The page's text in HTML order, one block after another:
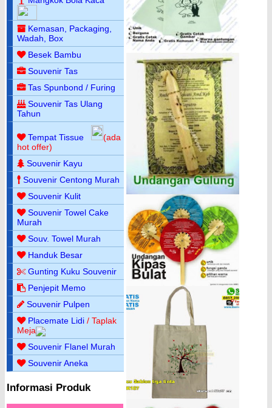
Kemasan, Packaging,
Wadah, Box
Besek Bambu
Souvenir Tas
Tas Spunbond / Furing
Souvenir Tas Ulang
Tahun
Tempat Tissue
(ada
hot offer)
Souvenir Kayu
Souvenir Centong Murah
Souvenir Kulit
Souvenir Towel Cake
Murah
Souv. Towel Murah
Handuk Besar
Gunting Kuku Souvenir
Penjepit Memo
Souvenir Pulpen
Placemate Lidi / Taplak
Meja
Souvenir Flanel Murah
Souvenir Aneka
Informasi Produk